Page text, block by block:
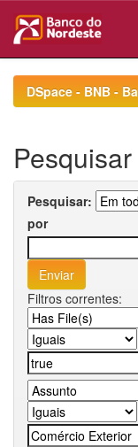
navigationDSpace - BNB -
Pesquisar
Pesquisar:
por
Filtros correntes: